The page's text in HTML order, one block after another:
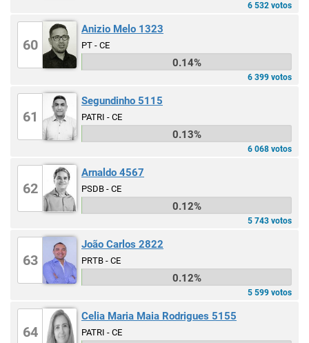
6 532 votos
60
Anizio Melo 1323
PT - CE
0.14%
6 399 votos
61
Segundinho 5115
PATRI - CE
0.13%
6 068 votos
62
Arnaldo 4567
PSDB - CE
0.12%
5 743 votos
63
João Carlos 2822
PRTB - CE
0.12%
5 599 votos
64
Celia Maria Maia Rodrigues 5155
PATRI - CE